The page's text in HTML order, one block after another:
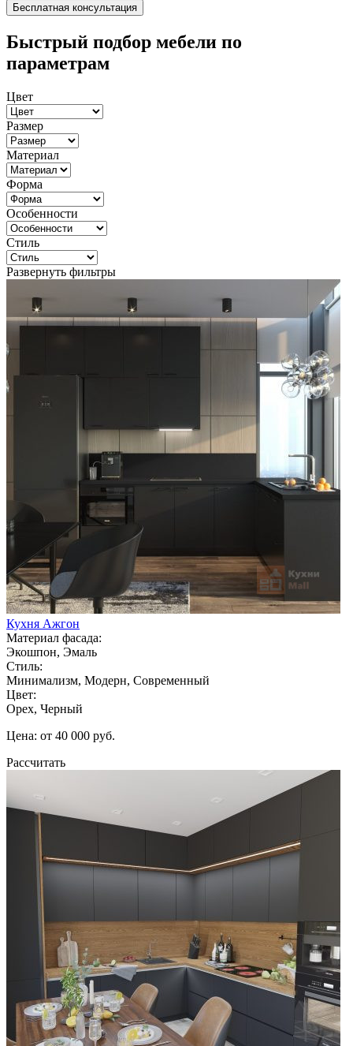
Быстрый подбор мебели по
параметрам
Цвет
Размер
Материал
Форма
Особенности
Стиль
Развернуть фильтры
Кухня Ажгон
Материал фасада:
Экошпон, Эмаль
Стиль:
Минимализм, Модерн, Современный
Цвет:
Орех, Черный
Цена: от 40 000 руб.
Рассчитать